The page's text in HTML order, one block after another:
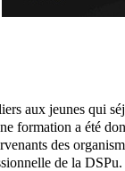
aux jeunes qui
formation a été
des
de la DSPu.